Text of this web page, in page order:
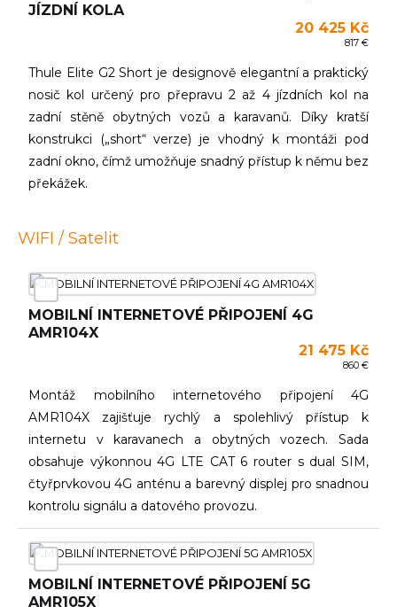
JÍZDNÍ KOLA
20 425 Kč
817 €
Thule Elite G2 Short je designově elegantní a praktický
nosič kol určený pro přepravu 2 až 4 jízdních kol na
zadní stěně obytných vozů a karavanů. Díky kratší
konstrukci („short“ verze) je vhodný k montáži pod
zadní okno, čímž umožňuje snadný přístup k němu bez
překážek.
WIFI / Satelit
MOBILNÍ INTERNETOVÉ PŘIPOJENÍ 4G
AMR104X
21 475 Kč
860 €
Montáž mobilního internetového připojení 4G
AMR104X zajišťuje rychlý a spolehlivý přístup k
internetu v karavanech a obytných vozech. Sada
obsahuje výkonnou 4G LTE CAT 6 router s dual SIM,
čtyřprvkovou 4G anténu a barevný displej pro snadnou
kontrolu signálu a datového provozu.
MOBILNÍ INTERNETOVÉ PŘIPOJENÍ 5G
AMR105X